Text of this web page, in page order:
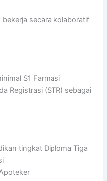
bekerja secara kolaboratif
S1 Farmasi
Registrasi (STR) sebagai
tingkat Diploma Tiga